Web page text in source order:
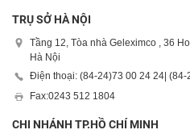
TRỤ SỞ HÀ NỘI
Tầng 12, Tòa nhà Geleximco , 36
Hà Nội
Điện thoại: (84-24)73 00 24 24| (84-
Fax:0243 512 1804
CHI NHÁNH TP.HỒ CHÍ MINH